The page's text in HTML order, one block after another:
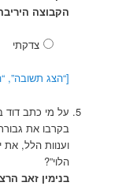
הקבוצה
צדקתי
[“הצג תשובה”,
על מי כתב דוד
בקרבו את
וענוות הלל, את
הלוי”?
בנימין זאב